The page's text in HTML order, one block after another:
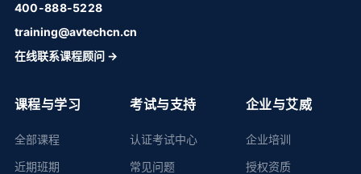
400-888-5228
training@avtechcn.cn
在线联系课程顾问 →
课程与学习
全部课程
近期班期
考试与支持
认证考试中心
常见问题
企业与艾威
企业培训
授权资质